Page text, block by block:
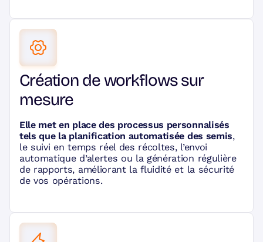
Création de workflows sur
mesure
Elle met en place des processus personnalisés
tels que la planification automatisée des semis,
le suivi en temps réel des récoltes, l’envoi
automatique d’alertes ou la génération régulière
de rapports, améliorant la fluidité et la sécurité
de vos opérations.